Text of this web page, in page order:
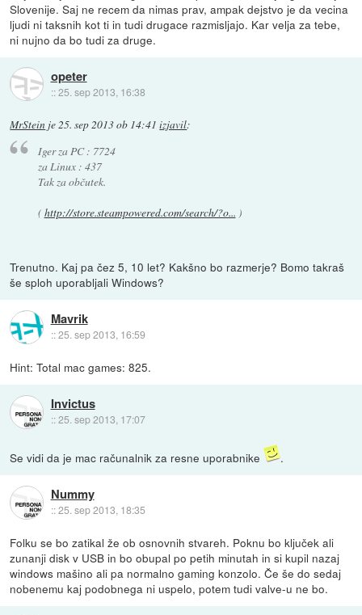
Slovenije. Saj ne recem da nimas prav, ampak dejstvo je da vecina
ljudi ni taksnih kot ti in tudi drugace razmisljajo. Kar velja za tebe,
ni nujno da bo tudi za druge.
opeter
::25. sep 2013, 16:38
MrStein je 25. sep 2013 ob 14:41 izjavil:
Iger za PC : 7724
za Linux : 437
Tak za občutek.
( http://store.steampowered.com/search/?o... )
Trenutno. Kaj pa čez 5, 10 let? Kakšno bo razmerje? Bomo takraš
še sploh uporabljali Windows?
Mavrik
::25. sep 2013, 16:59
Hint: Total mac games: 825.
Invictus
::25. sep 2013, 17:07
Se vidi da je mac računalnik za resne uporabnike .
Nummy
::25. sep 2013, 18:35
Folku se bo zatikal že ob osnovnih stvareh. Poknu bo ključek ali
zunanji disk v USB in bo obupal po petih minutah in si kupil nazaj
windows mašino ali pa normalno gaming konzolo. Če še do sedaj
nobenemu kaj podobnega ni uspelo, potem tudi valve-u ne bo.